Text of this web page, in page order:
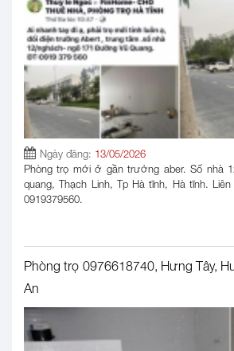
Ngày đăng: 13/05/2026
Phòng trọ mới ở gần trường aber. Số nhà
quang, Thạch Linh, Tp Hà tĩnh, Hà tĩnh.
0919379560.
Phòng trọ 0976618740, Hưng Tây,
An